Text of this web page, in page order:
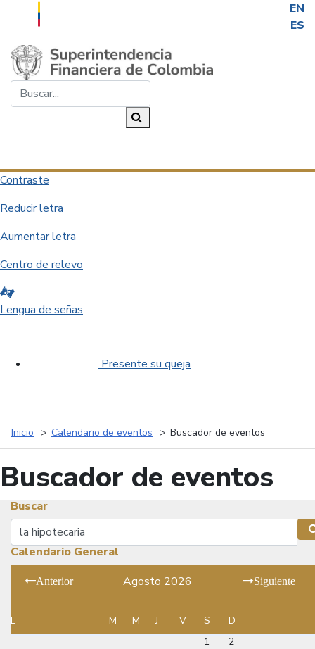
EN
ES
Saltar al contenido principal
Contraste
Reducir letra
Aumentar letra
Centro de relevo
Lengua de señas
Presente su queja
Inicio Calendario de eventos Buscador de eventos
Buscador de eventos
Buscar
Buscar
Calendario General
Anterior Agosto 2026 Siguiente
L M M J V S
D
1
2